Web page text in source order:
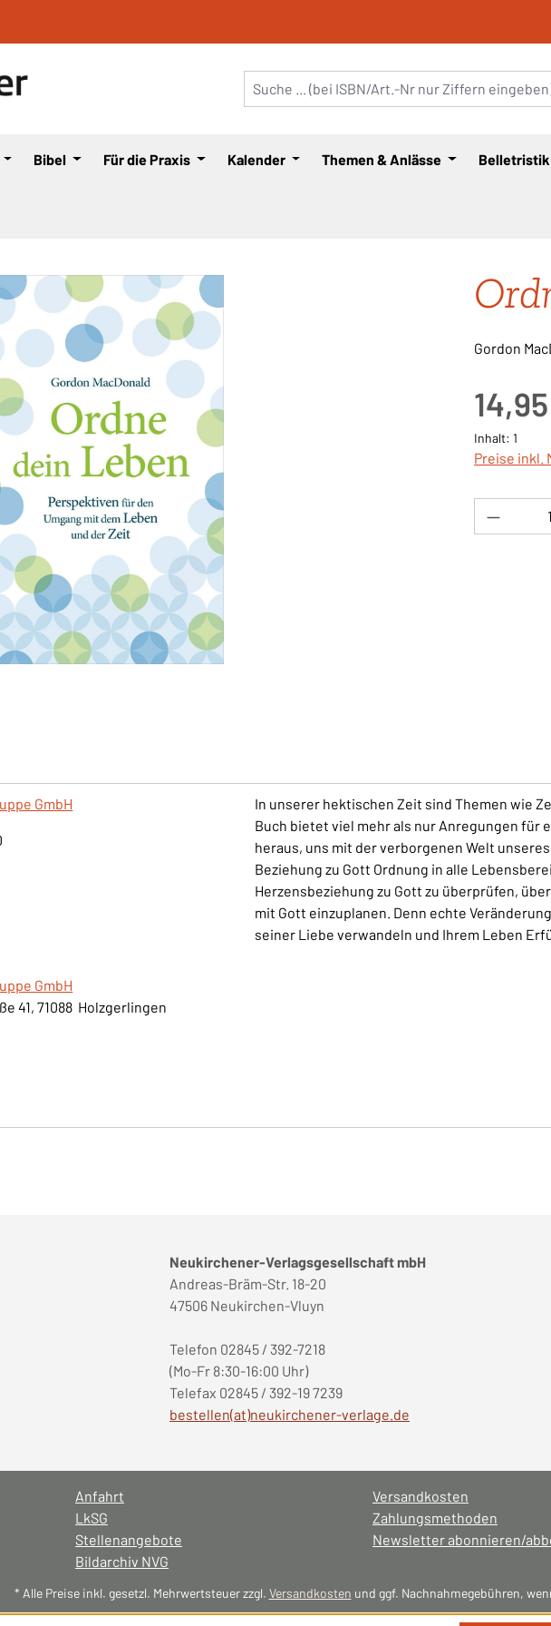
Bibel Für die Praxis Kalender Themen & Anlässe Belletristik
Gordon
Inhalt: 1
Preise inkl.
GmbH
GmbH
41, 71088 Holzgerlingen
In unserer hektischen Zeit sind Themen wie
Buch bietet viel mehr als nur Anregungen für
heraus, uns mit der verborgenen Welt
Beziehung zu Gott Ordnung in alle
Herzensbeziehung zu Gott zu überprüfen,
mit Gott einzuplanen. Denn echte
seiner Liebe verwandeln und Ihrem Leben
Neukirchener-Verlagsgesellschaft mbH
Andreas-Bräm-Str. 18-20
47506 Neukirchen-Vluyn
Telefon 02845 / 392-7218
(Mo-Fr 8:30-16:00 Uhr)
Telefax 02845 / 392-19 7239
bestellen(at)neukirchener-verlage.de
Anfahrt
LkSG
Stellenangebote
Versandkosten
Zahlungsmethoden
Newsletter abonnieren/
Bildarchiv NVG
* Alle Preise inkl. gesetzl. Mehrwertsteuer zzgl. Versandkosten und ggf. Nachnahmegebühren,